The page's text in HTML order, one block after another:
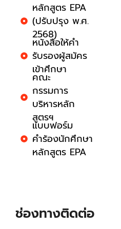
หลักสูตร EPA
(ปรับปรุง พ.ศ.
2568)
หนังสือให้คำ
รับรองผู้สมัคร
เข้าศึกษา
คณะ
กรรมการ
บริหารหลัก
สูตรฯ
แบบฟอร์ม
คำร้องนักศึกษา
หลักสูตร EPA
ช่องทางติดต่อ